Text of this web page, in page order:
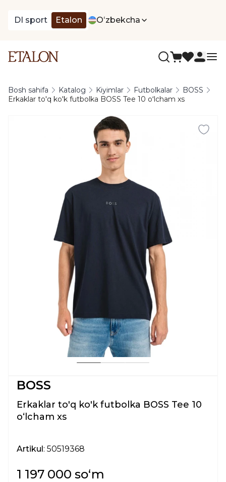
DI sport Etalon Oʻzbekcha
Bosh sahifa Katalog Kiyimlar Futbolkalar
BOSS
Erkaklar to'q ko'k futbolka BOSS Tee 10 oʻlcham xs
BOSS
Erkaklar to'q ko'k futbolka BOSS Tee 10
oʻlcham xs
Artikul: 50519368
1 197 000 soʻm